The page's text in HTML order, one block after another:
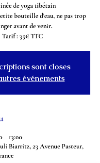
de yoga tibétain
bouteille d'eau, ne pas trop
avant de venir.
Tarif : 35€ TTC
sont closes
événements
– 13:00
Biarritz, 23 Avenue Pasteur,